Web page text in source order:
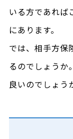
いる方であれば
にあります。
では、相手方保
るのでしょうか
良いのでしょう